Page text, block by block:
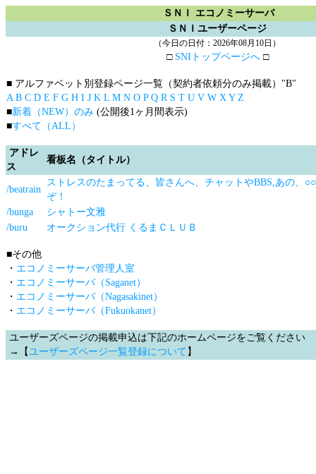
ＳＮＩ エコノミーサーバ
ＳＮＩユーザーページ
（今日の日付：2026年08月10日）
□ SNIトップページへ□
■ アルファベット別登録ページ一覧（契約者依頼分のみ掲載） "B"
A B C D E F G H I J K L M N O P Q R S T U V W X Y Z
■新着（NEW）のみ (公開後1ヶ月間表示)
■すべて（ALL）
アドレ
ス
看板名（タイトル）
/beatrain
ストレスのたまってる、皆さんへ、チャットやBBS,あの、
ぞ！
/bunga
シャトー文雅
/buru
オークション代行 くるまＣＬＵＢ
■その他
・ エコノミーサーバ管理人室
・ エコノミーサーバ（Saganet）
・ エコノミーサーバ（Nagasakinet）
・ エコノミーサーバ（Fukuokanet）
ユーザーズページの掲載申込は下記のホームページをご覧ください
→【ユーザーズページ一覧登録について 】